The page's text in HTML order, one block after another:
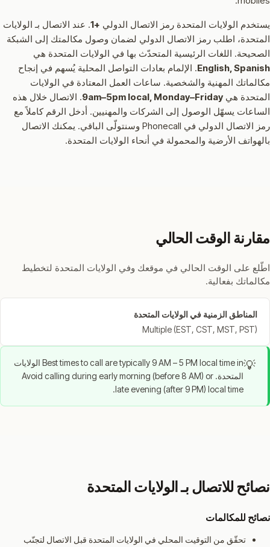
يستخدم الولايات المتحدة رمز الاتصال الدولي +1
. عند الاتصال بـ الولايات
المتحدة، اطلب رمز الاتصال الدولي لضمان وصول مكالمتك إلى الشبكة
الصحيحة. اللغات الرئيسية المتحدّث بها في الولايات المتحدة هي
English, Spanish
. الإلمام بعادات التواصل المحلية يُسهم في إنجاح
مكالماتك المهنية والشخصية. ساعات العمل المعتادة في الولايات
المتحدة هي 9am–5pm local, Monday–Friday
. الاتصال خلال هذه
الساعات يسهّل الوصول إلى الشركات والمهنيين. أدخل الرقم كاملاً مع
رمز الاتصال الدولي في Phonecall وسنتولّى الباقي. يمكنك الاتصال
بالهواتف الأرضية والمحمولة في أنحاء الولايات المتحدة.
مقارنة الوقت الحالي
اطّلع على الوقت الحالي في موقعك وفي الولايات المتحدة لتخطيط
مكالماتك بفعالية.
المناطق الزمنية في الولايات المتحدة
Multiple (EST, CST, MST, PST)
💡
Best times to call are typically 9 AM – 5 PM local time in الولايات
المتحدة. Avoid calling during early morning (before 8 AM) or
late evening (after 9 PM) local time.
نصائح للاتصال بـ الولايات المتحدة
نصائح للمكالمات
تحقّق من التوقيت المحلي في الولايات المتحدة قبل الاتصال لتجنّب